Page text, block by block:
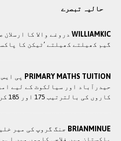
حالیہ تبصرے
WILLIAMKIC دروغے والا کا
گیم کھیلتے کھیلتے ’ٹیکن کا
PRIMARY MATHS TUITION پی
حیدرآباد اور سیالکوٹ کے لیے
کاروں کی بالترتیب 175 اور 185 کروڑ روپے کی کامیاب بولیاں
BRIANMINUE جنگ گروپ کی میر
پاکستان میں فلاحی کاموں ميں اہم